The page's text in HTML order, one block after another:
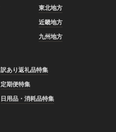
東北地方
近畿地方
九州地方
訳あり返礼品特集
定期便特集
日用品・消耗品特集